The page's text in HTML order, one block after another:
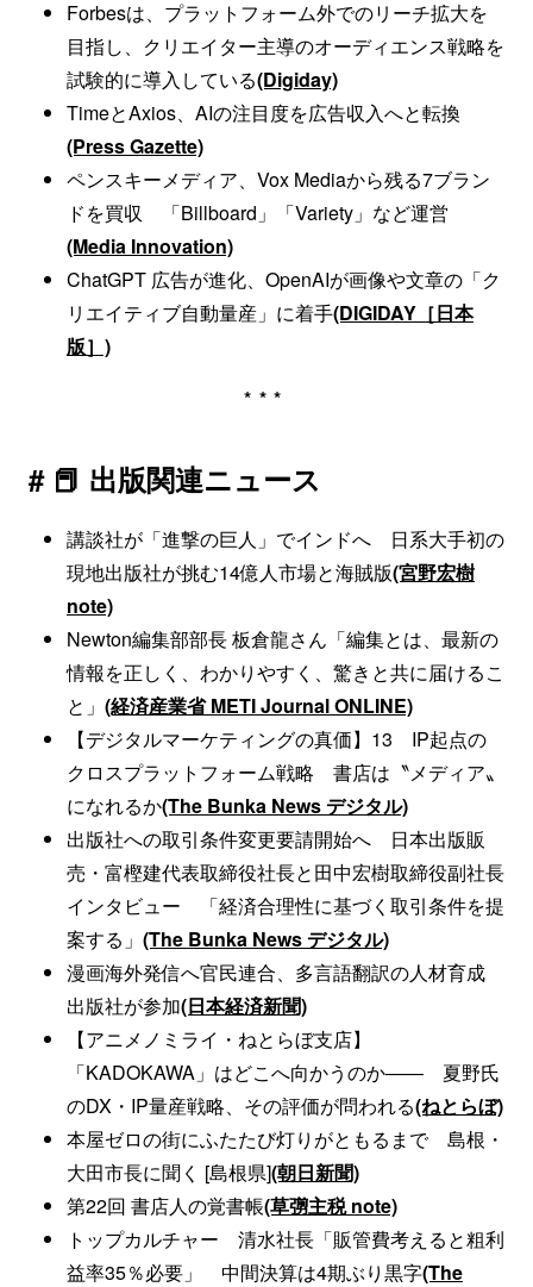
Forbesは、プラットフォーム外でのリーチ拡大を
目指し、クリエイター主導のオーディエンス戦略を
試験的に導入している(Digiday)
TimeとAxios、AIの注目度を広告収入へと転換
(Press Gazette)
ペンスキーメディア、Vox Mediaから残る7ブラン
ドを買収 「Billboard」「Variety」など運営
(Media Innovation)
ChatGPT 広告が進化、OpenAIが画像や文章の「ク
リエイティブ自動量産」に着手(DIGIDAY［日本
版］)
***
# 📕 出版関連ニュース
講談社が「進撃の巨人」でインドへ 日系大手初の
現地出版社が挑む14億人市場と海賊版(宮野宏樹
note)
Newton編集部部長 板倉龍さん「編集とは、最新の
情報を正しく、わかりやすく、驚きと共に届けるこ
と」 (経済産業省 METI Journal ONLINE)
【デジタルマーケティングの真価】13 IP起点の
クロスプラットフォーム戦略 書店は〝メディア〟
になれるか(The Bunka News デジタル)
出版社への取引条件変更要請開始へ 日本出版販
売・富樫建代表取締役社長と田中宏樹取締役副社長
インタビュー 「経済合理性に基づく取引条件を提
案する」 (The Bunka News デジタル)
漫画海外発信へ官民連合、多言語翻訳の人材育成
出版社が参加(日本経済新聞)
【アニメノミライ・ねとらぼ支店】
「KADOKAWA」はどこへ向かうのか―― 夏野氏
のDX・IP量産戦略、その評価が問われる(ねとらぼ)
本屋ゼロの街にふたたび灯りがともるまで 島根・
大田市長に聞く [島根県](朝日新聞)
第22回 書店人の覚書帳(草彅主税 note)
トップカルチャー 清水社長「販管費考えると粗利
益率35％必要」 中間決算は4期ぶり黒字(The